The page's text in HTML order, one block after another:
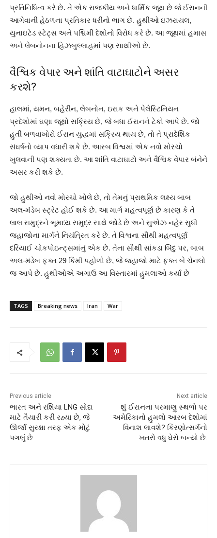
પ્રતિનિધિત્વ કરે છે. તે એક રાજકીય અને ધાર્મિક જૂથ છે જે ઈરાનની
આગેવાની હેઠળના પ્રતિકાર ધરીનો ભાગ છે. હુથીઓ ઇઝરાયલ,
યુનાઇટેડ સ્ટેટ્સ અને પશ્ચિમી દેશોનો વિરોધ કરે છે. આ જૂથમાં હમાસ
અને લેબનોનના હિઝબુલ્લાહમાં પણ સાથીઓ છે.
વૈશ્વિક વેપાર અને શાંતિ વાટાઘાટોને અસર
કરશે?
હાલમાં, યમન, બહેરીન, લેબનોન, ઇરાક અને પેલેસ્ટિનિયન
પ્રદેશોમાં ઘણા જૂથો સક્રિય છે, જે બધા ઈરાનને ટેકો આપે છે. જો
હુતી બળવાખોરો ઈરાન યુદ્ધમાં સક્રિય થાય છે, તો તે પ્રાદેશિક
સંઘર્ષનો વ્યાપ વધારી શકે છે. આરબ વિશ્વમાં એક નવો મોરચો
ખુલવાની પણ શક્યતા છે. આ શાંતિ વાટાઘાટો અને વૈશ્વિક વેપાર બંનેને
અસર કરી શકે છે.
જો હુથીઓ નવો મોરચો ખોલે છે, તો તેમનું પ્રાથમિક લક્ષ્ય બાબ
અલ-મંડેબ સ્ટ્રેટ હોઈ શકે છે. આ માર્ગ મહત્વપૂર્ણ છે કારણ કે તે
લાલ સમુદ્રને ભૂમધ્ય સમુદ્ર સાથે જોડે છે અને સુએઝ નહેર સુધી
જહાજોના માર્ગને નિયંત્રિત કરે છે. તે વિશ્વના સૌથી મહત્વપૂર્ણ
દરિયાઈ ચોકપોઇન્ટ્સમાંનું એક છે. તેના સૌથી સાંકડા બિંદુ પર, બાબ
અલ-મંડેબ ફક્ત 29 કિમી પહોળો છે, જે જહાજો માટે ફક્ત બે ચેનલો
જ આપે છે. હુથીઓએ અગાઉ આ વિસ્તારમાં હુમલાઓ કર્યા છે
TAGS Breaking news Iran War
Previous article
ભારત અને રશિયા LNG સોદા
માટે તૈયારી કરી રહ્યા છે, જે
ઊર્જા સુરક્ષા તરફ એક મોટું
પગલું છે
Next article
શું ઈરાનના પરમાણુ સ્થળો પર
અમેરિકાનો હુમલો આરબ દેશોમાં
વિનાશ લાવશે? કિરણોત્સર્ગનો
ખતરો વધુ ઘેરો બન્યો છે.